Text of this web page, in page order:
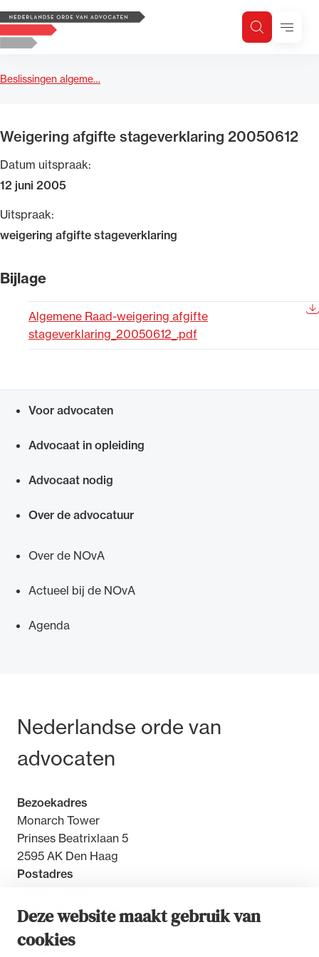
Deze website maakt gebruik van
cookies
Logo, to the homepage
ZoekenMenu
Beslissingen algeme…
Weigering afgifte stageverklaring 20050612
Datum uitspraak:
12 juni 2005
Uitspraak:
weigering afgifte stageverklaring
Bijlage
Algemene Raad-weigering afgifte
stageverklaring_20050612_.pdf
Voor advocaten
Advocaat in opleiding
Advocaat nodig
Over de advocatuur
Over de NOvA
Actueel bij de NOvA
Agenda
Bezoek- en postadres
Nederlandse orde van
advocaten
Bezoekadres
Monarch Tower
Prinses Beatrixlaan 5
2595 AK Den Haag
Postadres
2500 GW Den Haag
Zoeken
Zoek op trefwoord
Uitgelicht
Alle wet- en regelgeving voor de advocatuur.
Ondersteuning voor advocaten bij hun
het rechtsgebiedenregister en